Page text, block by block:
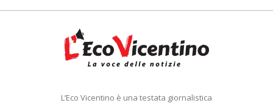
L’Eco Vicentino è una testata giornalistica